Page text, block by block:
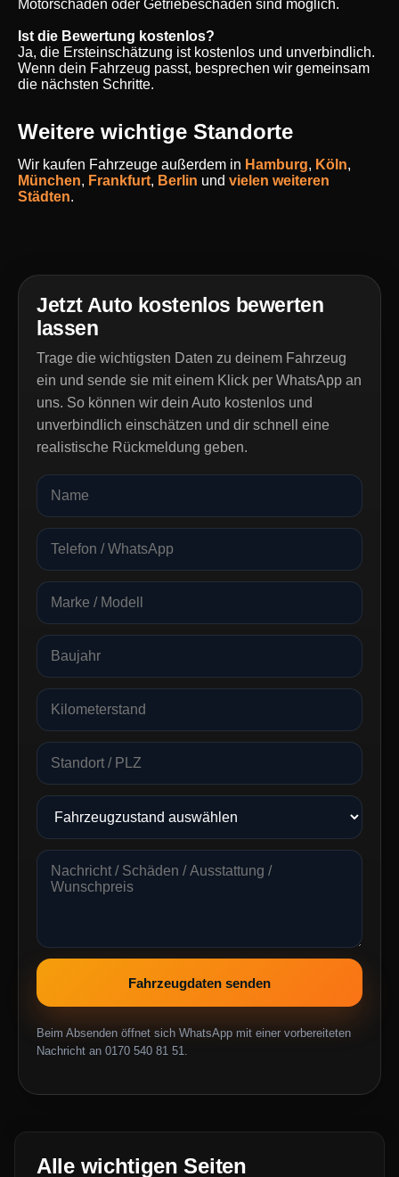
Motorschaden oder Getriebeschaden sind möglich.
Ist die Bewertung kostenlos?
Ja, die Ersteinschätzung ist kostenlos und unverbindlich.
Wenn dein Fahrzeug passt, besprechen wir gemeinsam
die nächsten Schritte.
Weitere wichtige Standorte
Wir kaufen Fahrzeuge außerdem in Hamburg, Köln,
München, Frankfurt, Berlin und vielen weiteren
Städten.
Jetzt Auto kostenlos bewerten
lassen
Trage die wichtigsten Daten zu deinem Fahrzeug
ein und sende sie mit einem Klick per WhatsApp an
uns. So können wir dein Auto kostenlos und
unverbindlich einschätzen und dir schnell eine
realistische Rückmeldung geben.
Fahrzeugdaten senden
Beim Absenden öffnet sich WhatsApp mit einer vorbereiteten
Nachricht an 0170 540 81 51.
Alle wichtigen Seiten